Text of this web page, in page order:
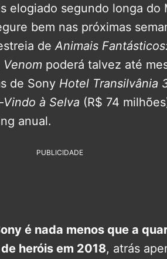
elogiado segundo longa do
bem nas próximas
deAnimais
Venom poderá talvez até
de Sony Hotel Transilvânia
à Selva (R$ 74
anual.
PUBLICIDADE
é nada menos que a
heróis em 2018, atrás